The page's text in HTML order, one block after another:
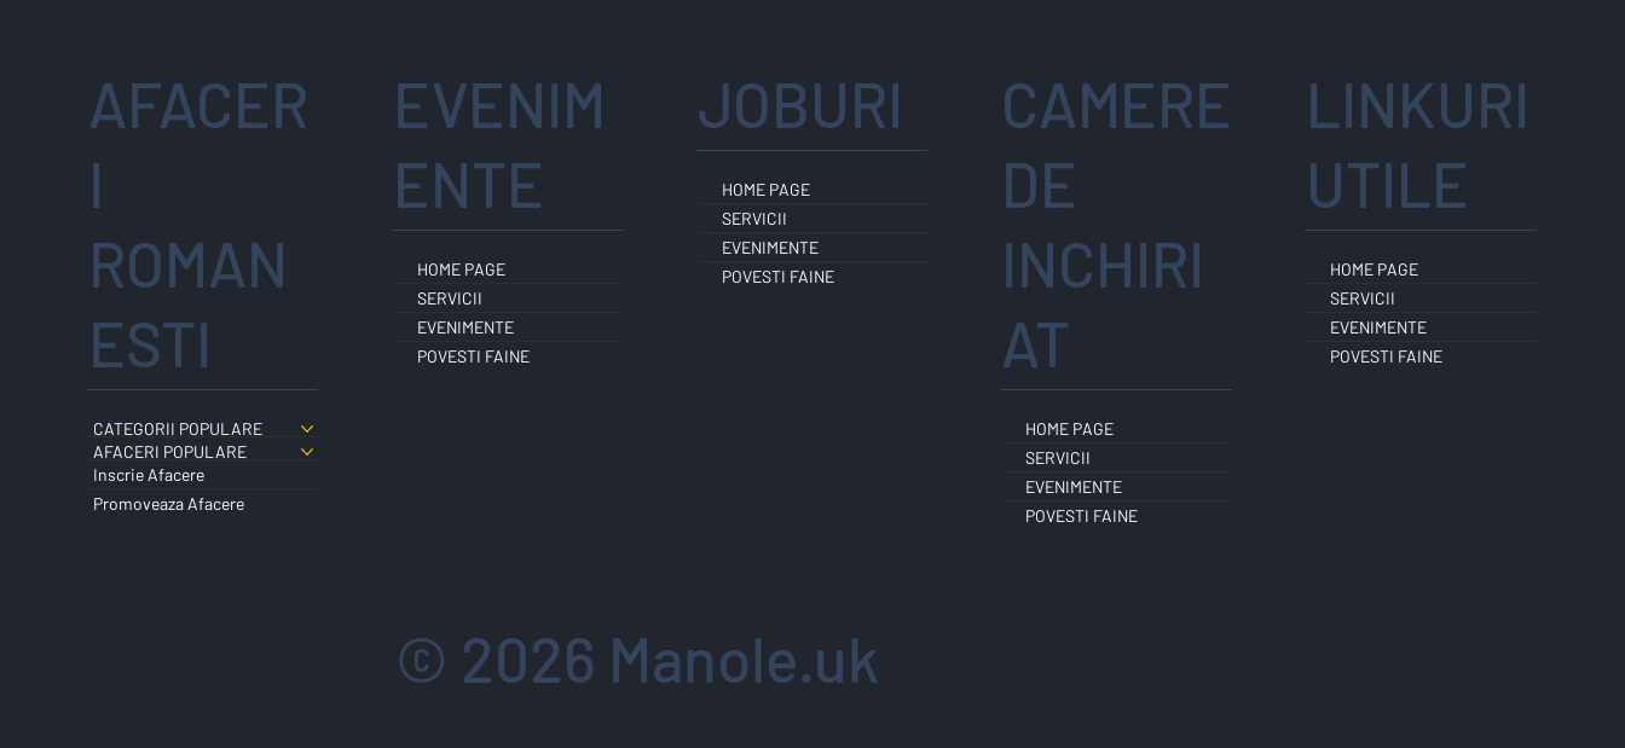
AFACER
I
ROMAN
ESTI
CATEGORII POPULARE
AFACERI POPULARE
Inscrie Afacere
Promoveaza Afacere
EVENIM
ENTE
HOME PAGE
SERVICII
EVENIMENTE
POVESTI FAINE
JOBURI
HOME PAGE
SERVICII
EVENIMENTE
POVESTI FAINE
CAMERE
DE
INCHIRI
AT
HOME PAGE
SERVICII
EVENIMENTE
POVESTI FAINE
LINKURI
UTILE
HOME PAGE
SERVICII
EVENIMENTE
POVESTI FAINE
© 2026 Manole.uk